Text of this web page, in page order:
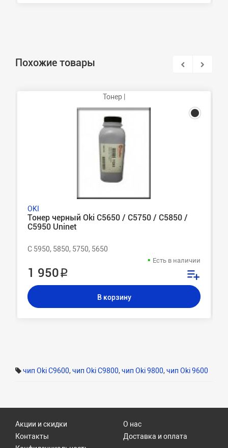
Похожие товары
Тонер |
OKI
Тонер черный Oki C5650 / C5750 / C5850 /
C5950 Uninet
C 5950, 5850, 5750, 5650
Есть в наличии
1 950 ₽
В корзину
чип Oki C9600, чип Oki C9800, чип Oki 9800, чип Oki 9600
Акции и скидки
Контакты
О нас
Доставка и оплата